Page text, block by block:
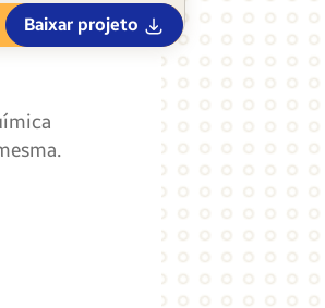
Baixar projeto